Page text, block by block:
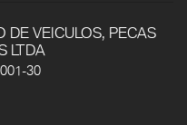
VEICULOS, PECAS
LTDA
30